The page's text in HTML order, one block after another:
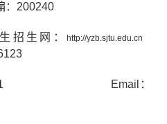
：200240
招生网：http://yzb.sjtu.edu.cn
Email ：